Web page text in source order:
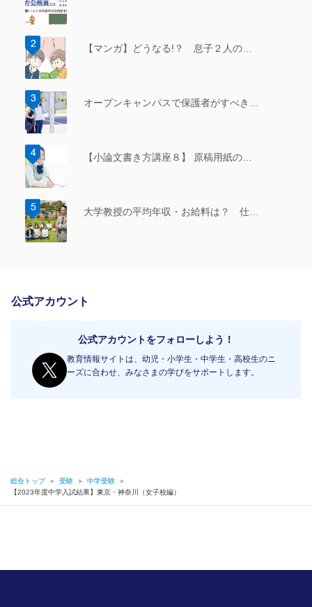
【マンガ】どうなる!？ 息子２人の…
オープンキャンパスで保護者がすべき…
【小論文書き方講座８】 原稿用紙の…
大学教授の平均年収・お給料は？ 仕…
公式アカウント
公式アカウントをフォローしよう！
教育情報サイトは、幼児・小学生・中学生・高校生のニ
ーズに合わせ、みなさまの学びをサポートします。
総合トップ ＞ 受験 ＞ 中学受験
＞
【2023年度中学入試結果】東京・神奈川（女子校編）